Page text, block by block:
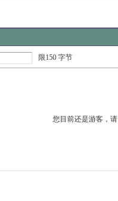
限150 字节
您目前还是游客，请